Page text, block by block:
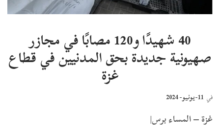
40 شهيدًا و120 مصابًا في مجازر
صهيونية جديدة بحق المدنيين في قطاع
غزة
في 11-يونيو- 2024
غزة – المساء برس|